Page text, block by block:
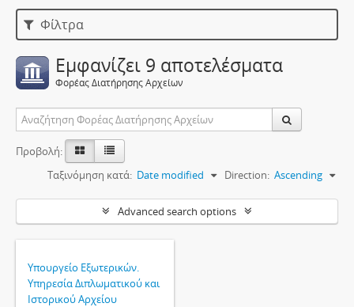
Φίλτρα
Εμφανίζει 9 αποτελέσματα
Φορέας Διατήρησης Αρχείων
Προβολή:
Ταξινόμηση κατά: Date modified Direction: Ascending
Advanced search options
Υπουργείο Εξωτερικών.
Υπηρεσία Διπλωματικού και
Ιστορικού Αρχείου